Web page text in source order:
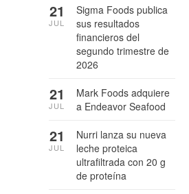
Sigma Foods publica
sus resultados
financieros del
segundo trimestre de
2026
21
JUL
Mark Foods adquiere
a Endeavor Seafood
21
JUL
Nurri lanza su nueva
leche proteica
ultrafiltrada con 20 g
de proteína
21
JUL